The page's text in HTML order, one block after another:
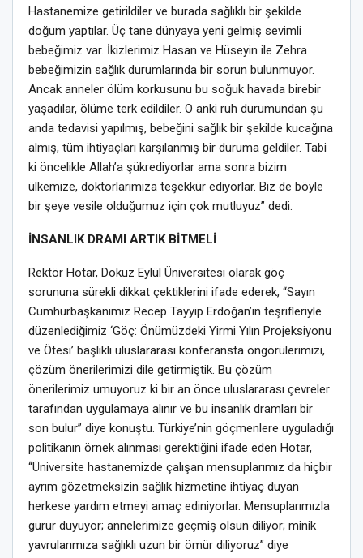
Hastanemize getirildiler ve burada sağlıklı bir şekilde
doğum yaptılar. Üç tane dünyaya yeni gelmiş sevimli
bebeğimiz var. İkizlerimiz Hasan ve Hüseyin ile Zehra
bebeğimizin sağlık durumlarında bir sorun bulunmuyor.
Ancak anneler ölüm korkusunu bu soğuk havada birebir
yaşadılar, ölüme terk edildiler. O anki ruh durumundan şu
anda tedavisi yapılmış, bebeğini sağlık bir şekilde kucağına
almış, tüm ihtiyaçları karşılanmış bir duruma geldiler. Tabi
ki öncelikle Allah’a şükrediyorlar ama sonra bizim
ülkemize, doktorlarımıza teşekkür ediyorlar. Biz de böyle
bir şeye vesile olduğumuz için çok mutluyuz” dedi.
İNSANLIK DRAMI ARTIK BİTMELİ
Rektör Hotar, Dokuz Eylül Üniversitesi olarak göç
sorununa sürekli dikkat çektiklerini ifade ederek, “Sayın
Cumhurbaşkanımız Recep Tayyip Erdoğan’ın teşrifleriyle
düzenlediğimiz ‘Göç: Önümüzdeki Yirmi Yılın Projeksiyonu
ve Ötesi’ başlıklı uluslararası konferansta öngörülerimizi,
çözüm önerilerimizi dile getirmiştik. Bu çözüm
önerilerimiz umuyoruz ki bir an önce uluslararası çevreler
tarafından uygulamaya alınır ve bu insanlık dramları bir
son bulur” diye konuştu. Türkiye’nin göçmenlere uyguladığı
politikanın örnek alınması gerektiğini ifade eden Hotar,
“Üniversite hastanemizde çalışan mensuplarımız da hiçbir
ayrım gözetmeksizin sağlık hizmetine ihtiyaç duyan
herkese yardım etmeyi amaç ediniyorlar. Mensuplarımızla
gurur duyuyor; annelerimize geçmiş olsun diliyor; minik
yavrularımıza sağlıklı uzun bir ömür diliyoruz” diye